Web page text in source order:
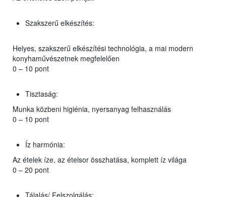
Szakszerű elkészítés:
Helyes, szakszerű elkészítési technológia, a mai modern
konyhaművészetnek megfelelően
0 – 10 pont
Tisztaság:
Munka közbeni higiénia, nyersanyag felhasználás
0 – 10 pont
Íz harmónia:
Az ételek íze, az ételsor összhatása, komplett íz világa
0 – 20 pont